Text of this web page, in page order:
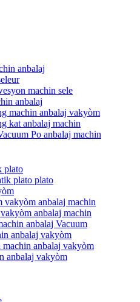
anbalaj
machin sele
anbalaj
machin anbalaj vakyòm
kat anbalaj machin
Po anbalaj machin
plato
plato plato
vakyòm anbalaj machin
anbalaj machin
anbalaj Vacuum
anbalaj vakyòm
anbalaj vakyòm
anbalaj vakyòm